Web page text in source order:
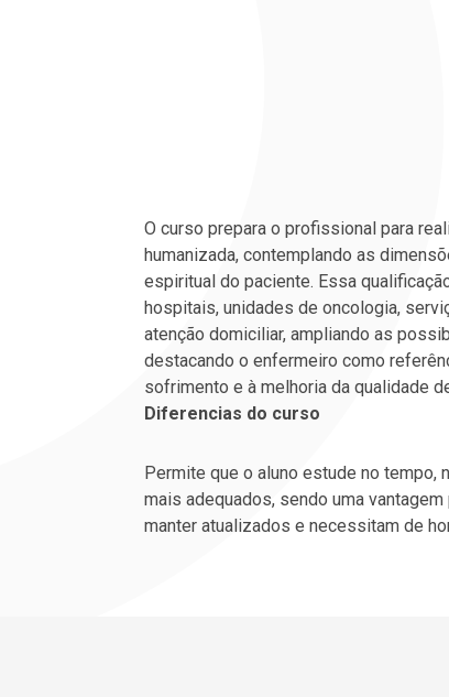
O curso prepara o profissional para
humanizada, contemplando as
espiritual do paciente. Essa
hospitais, unidades de oncologia,
atenção domiciliar, ampliando as
destacando o enfermeiro como
sofrimento e à melhoria da qualidade
Diferencias do curso
Permite que o aluno estude no tempo,
mais adequados, sendo uma
manter atualizados e necessitam de